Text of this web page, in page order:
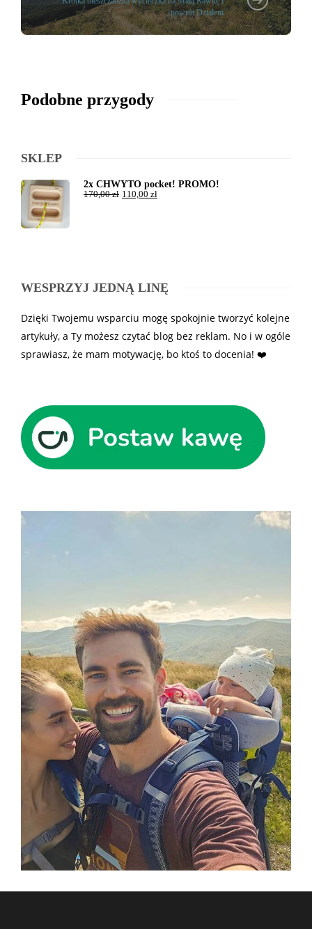
powrót Działem
Podobne przygody
SKLEP
2x CHWYTO pocket! PROMO!
170,00zł 110,00 zł
WESPRZYJ JEDNĄ LINĘ
Dzięki Twojemu wsparciu mogę spokojnie tworzyć kolejne
artykuły, a Ty możesz czytać blog bez reklam. No i w ogóle
sprawiasz, że mam motywację, bo ktoś to docenia! ❤️